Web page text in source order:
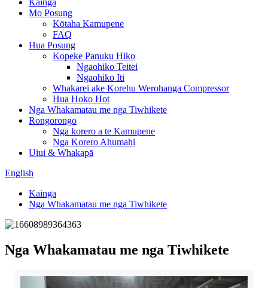
Mo Posung
Kōtaha Kamupene
FAQ
Hua Posung
Kopeke Panuku Hiko
Ngaohiko Teitei
Ngaohiko Iti
Whakarei ake Korehu Werohanga Compressor
Hua Hoko Hot
Nga Whakamatau me nga Tiwhikete
Rongorongo
Nga korero a te Kamupene
Nga Korero Ahumahi
Uiui & Whakapā
English
Kainga
Nga Whakamatau me nga Tiwhikete
Nga Whakamatau me nga Tiwhikete